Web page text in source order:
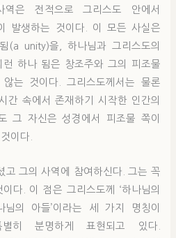
은 전적으로 그리스도 안에서
발생하는 것이다. 이 모든 사실은
(a unity)을, 하나님과 그리스도의
하나 됨은 창조주와 그의 피조물
는 것이다. 그리스도께서는 물론
간 속에서 존재하기 시작한 인간의
그 자신은 성경에서 피조물 쪽이
이다.
고 그의 사역에 참여하신다. 그는 꼭
다. 이 점은 그리스도께 ‘하나님의
님의 아들’이라는 세 가지 명칭이
히 분명하게 표현되고 있다.